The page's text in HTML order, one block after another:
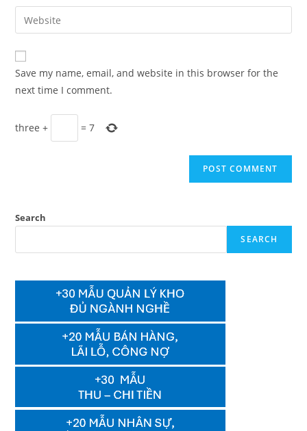
comment
email
address
comment
Enter
your
website
URL
(optional)
Save my name, email, and website in this browser for the
next time I comment.
three + =7
Search
SEARCH